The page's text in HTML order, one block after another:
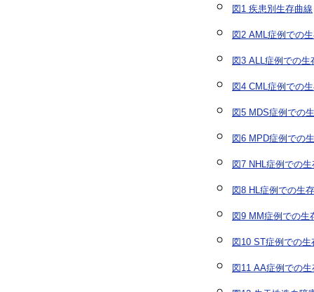
図1 疾患別生存曲線
図2 AML症例での
図3 ALL症例での生
図4 CML症例での
図5 MDS症例での
図6 MPD症例での
図7 NHL症例での
図8 HL症例での生
図9 MM症例での生
図10 ST症例での生
図11 AA症例での